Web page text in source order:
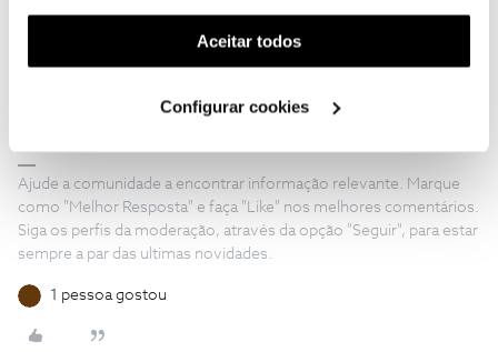
funcionalidade) e adaptar anúncios aos seus interesses
(cookies de publicidade personalizada). Pode gerir a
utilização dos cookies clicando em "Configurar
Aceitar todos
Configurar cookies
Ajude a comunidade a encontrar informação relevante. Marque
como "Melhor Resposta" e faça "Like" nos melhores comentários.
Siga os perfis da moderação, através da opção "Seguir", para estar
sempre a par das ultimas novidades.
1 pessoa gostou